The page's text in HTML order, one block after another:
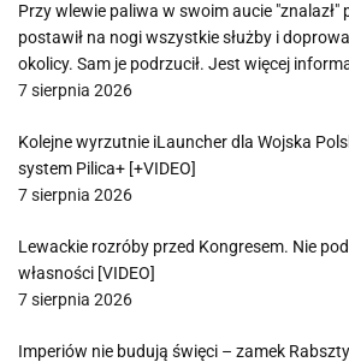
Przy wlewie paliwa w swoim aucie "znalazł"
postawił na nogi wszystkie służby i
okolicy. Sam je podrzucił. Jest więcej
7 sierpnia 2026
Kolejne wyrzutnie iLauncher dla Wojska
system Pilica+ [+VIDEO]
7 sierpnia 2026
Lewackie rozróby przed Kongresem. Nie
własności [VIDEO]
7 sierpnia 2026
Imperiów nie budują święci – zamek